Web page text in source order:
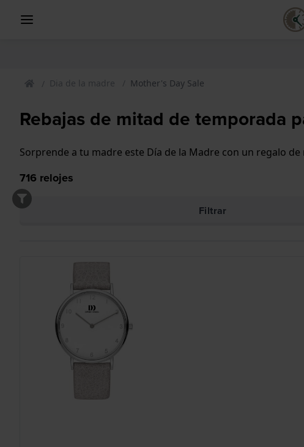
Dia de la madre Mother's Day Sale
Rebajas de mitad de temporada
Sorprende a tu madre este Día de la Madre con un regalo
716 relojes
Filtrar